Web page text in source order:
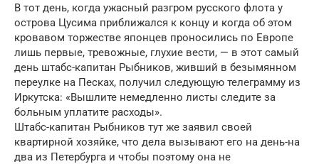
В тот день, когда ужасный разгром русского флота у
острова Цусима приближался к концу и когда об этом
кровавом торжестве японцев проносились по Европе
лишь первые, тревожные, глухие вести, — в этот самый
день штабс-капитан Рыбников, живший в безымянном
переулке на Песках, получил следующую телеграмму из
Иркутска: «Вышлите немедленно листы следите за
больным уплатите расходы».
Штабс-капитан Рыбников тут же заявил своей
квартирной хозяйке, что дела вызывают его на день-на
два из Петербурга и чтобы поэтому она не